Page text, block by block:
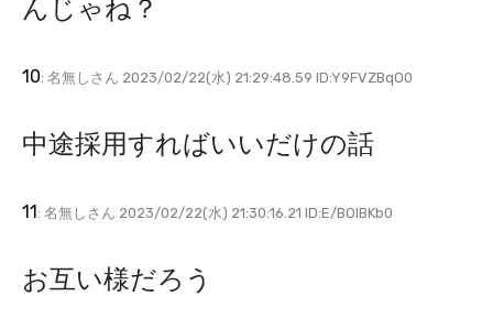
んじゃね？
10: 名無しさん 2023/02/22(水) 21:29:48.59 ID:Y9FVZBqO0
中途採用すればいいだけの話
11: 名無しさん 2023/02/22(水) 21:30:16.21 ID:E/BOIBKb0
お互い様だろう